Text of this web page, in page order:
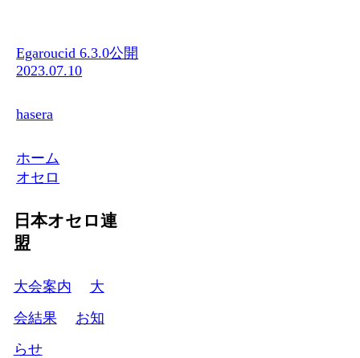
Egaroucid 6.3.0公開
2023.07.10
hasera
ホーム
オセロ
日本オセロ連
盟
大会案内
大
会結果
お知
らせ